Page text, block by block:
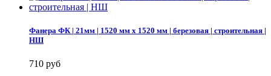
Фанера ФК | 21мм | 1520 мм х 1520 мм | березовая | строительная |
НШ
710 руб